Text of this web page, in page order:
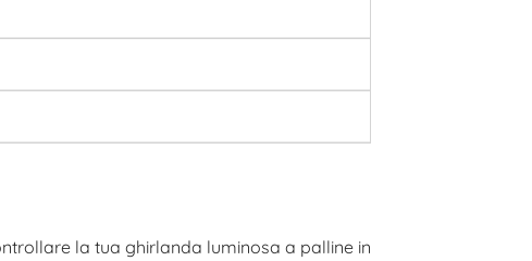
la tua ghirlanda luminosa a palline in